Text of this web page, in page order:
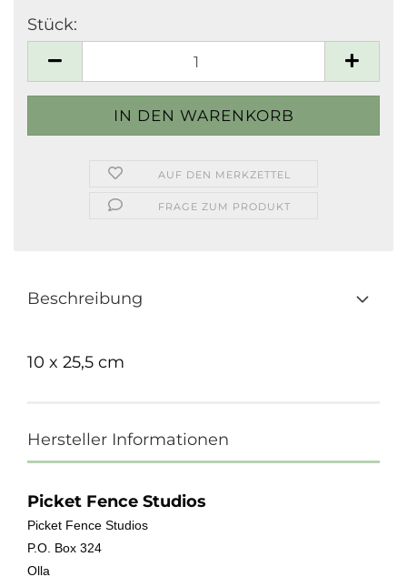
Stück:
AUF DEN MERKZETTEL
FRAGE ZUM PRODUKT
Beschreibung
10 x 25,5 cm
Hersteller Informationen
Picket Fence Studios
Picket Fence Studios
P.O. Box 324
Olla